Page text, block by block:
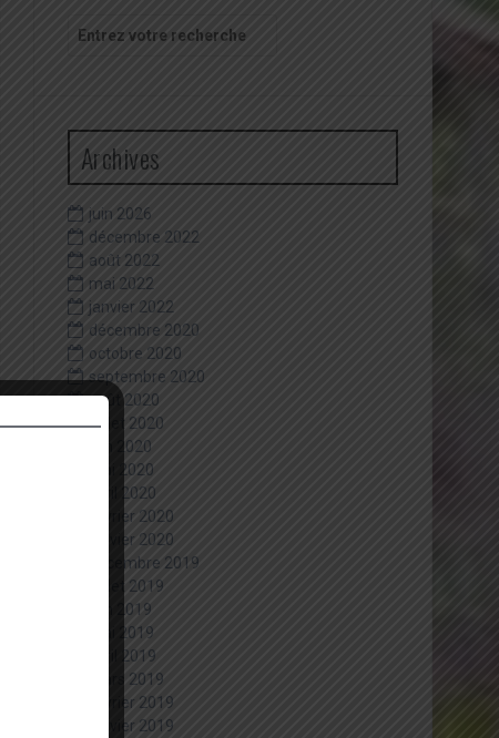
pour
Archives
juin 2026
décembre 2022
août 2022
mai 2022
janvier 2022
décembre 2020
octobre 2020
septembre 2020
août 2020
juillet 2020
juin 2020
mai 2020
avril 2020
février 2020
janvier 2020
décembre 2019
juillet 2019
juin 2019
mai 2019
avril 2019
mars 2019
février 2019
janvier 2019